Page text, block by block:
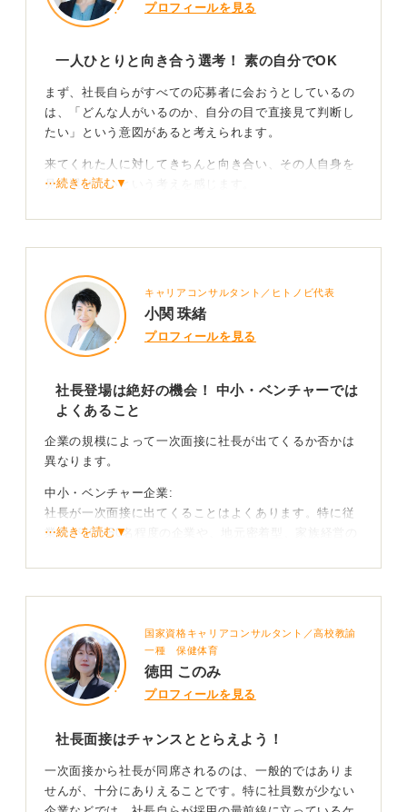
企業研究を徹底的に深化させてください。会社のウェブ
SNSなども確認し、社長の考え方や経営戦略、企業の文
最後に、「なぜこの会社なのか」をより深く掘り下げて
考えてください。自身の価値観や将来の目標と会社がど
る志望動機を語れるようになります。あなたのキャリア
プランと企業の方向性が合致していることを具体的に説
0
プロフィールを見る
一人ひとりと向き合う選考！ 素の自分でOK
まず、社長自らがすべての応募者に会おうとしているの
は、「どんな人がいるのか、自分の目で直接見て判断し
たい」という意図があると考えられます。
来てくれた人に対してきちんと向き合い、その人自身を
見て選びたいという考えを感じます。
だからこそ、社長面接では「自分らしさ」や「オリジナ
リティ」を大切にしてください。空気を読みすぎたり、
周囲に合わせすぎたりする必要はありません。
「自分はこういうことをやりたい」「こんなことに興味
大切です。
しかし、特にベンチャー企業などでは、それ以上に「こ
の人は面白い」「インパクトがある」と思わせられるか
が評価のポイントになることもあります。
経営視点に踏み込んで社長の記憶に残る質問をしよ
社長が面接に出てくるということは、社長にしか語れな
経営に対する思いや、今後のビジョン、企業をどのよう
に成長させていきたいのか、といったことにぜひ踏み込
んで聞いてみてください。印象に残る良い対話ができる
と考えます。
いきなり社長が相手だと緊張するかもしれません。しか
絶好のチャンスです。マニュアル通りの回答ではなく、
あなた自身の言葉で誠実に思いを伝えましょう。
⋯続きを読む▼
キャリアコンサルタント／ヒトノビ代表
小関 珠緒
プロフィールを見る
社長登場は絶好の機会！ 中小・ベンチャーでは
よくあること
企業の規模によって一次面接に社長が出てくるか否かは
異なります。
中小・ベンチャー企業:
社長が一次面接に出てくることはよくあります。特に従
業員が30〜50名程度の企業や、地元密着型、家族経営の
わっており、一人ひとりの候補者をじっくり見極めた
い、社風との相性を早期に判断したいという意図があり
大手企業: 一次面接に社長が出てくることはほぼありま
せん。大手企業では、一次面接は人事担当者や現場の社
員が担当し、社長や役員が登場するのは最終面接が一般
的です。
トップと話せる貴重な機会！ 万全の準備で臨もう
もし一次面接で社長が出てきた場合は、その選考の重要
⋯続きを読む▼
国家資格キャリアコンサルタント／高校教諭
一種 保健体育
徳田 このみ
プロフィールを見る
社長面接はチャンスととらえよう！
一次面接から社長が同席されるのは、一般的ではありま
せんが、十分にありえることです。特に社員数が少ない